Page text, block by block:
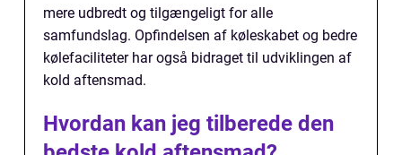
mere udbredt og tilgængeligt for alle
samfundslag. Opfindelsen af køleskabet og bedre
kølefaciliteter har også bidraget til udviklingen af
kold aftensmad.
Hvordan kan jeg tilberede den